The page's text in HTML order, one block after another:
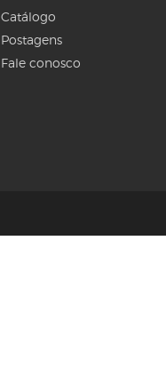
Catálogo
Postagens
Fale conosco